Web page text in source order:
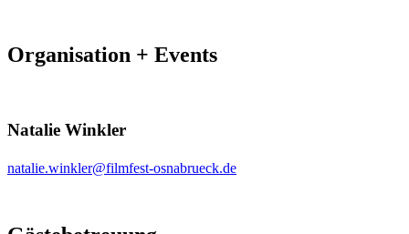
Organisation + Events
Natalie Winkler
natalie.winkler@filmfest-osnabrueck.de